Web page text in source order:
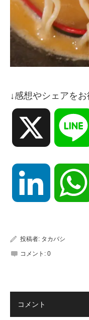
↓感想やシェアをお
LinkedIn
投稿者: タカバシ
コメント: 0
コメント